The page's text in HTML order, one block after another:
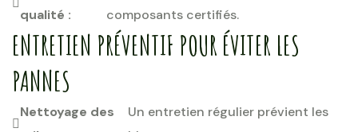
qualité :
composants certifiés.
ENTRETIEN PRÉVENTIF POUR ÉVITER LES
PANNES
Nettoyage des
Un entretien régulier prévient les